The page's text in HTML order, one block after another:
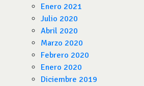
Enero 2021
Julio 2020
Abril 2020
Marzo 2020
Febrero 2020
Enero 2020
Diciembre 2019